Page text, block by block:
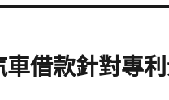
車借款針對專